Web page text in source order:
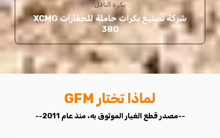
بكرة الناقل
شركة تصنيع بكرات حاملة للحفارات XCMG
380
لماذا تختار GFM
--مصدر قطع الغيار الموثوق به، منذ عام 2011--